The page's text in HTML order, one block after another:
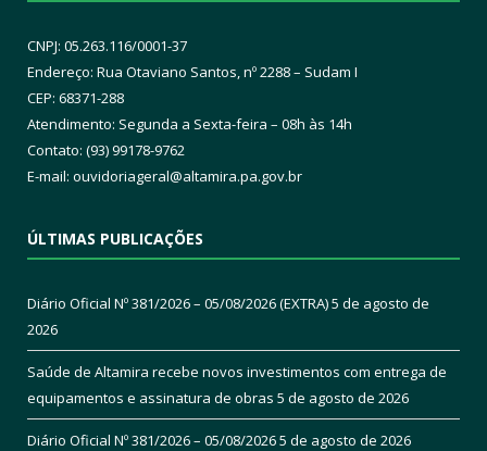
CNPJ: 05.263.116/0001-37
Endereço: Rua Otaviano Santos, nº 2288 – Sudam I
CEP: 68371-288
Atendimento: Segunda a Sexta-feira – 08h às 14h
Contato: (93) 99178-9762
E-mail: ouvidoriageral@altamira.pa.gov.br
ÚLTIMAS PUBLICAÇÕES
Diário Oficial Nº 381/2026 – 05/08/2026 (EXTRA)5 de agosto de
2026
Saúde de Altamira recebe novos investimentos com entrega de
equipamentos e assinatura de obras 5 de agosto de 2026
Diário Oficial Nº 381/2026 – 05/08/20265 de agosto de 2026